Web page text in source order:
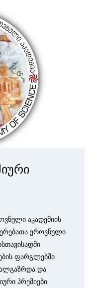
აკადემიის
ეროვნული
ფარგლებში
და
პრემიები